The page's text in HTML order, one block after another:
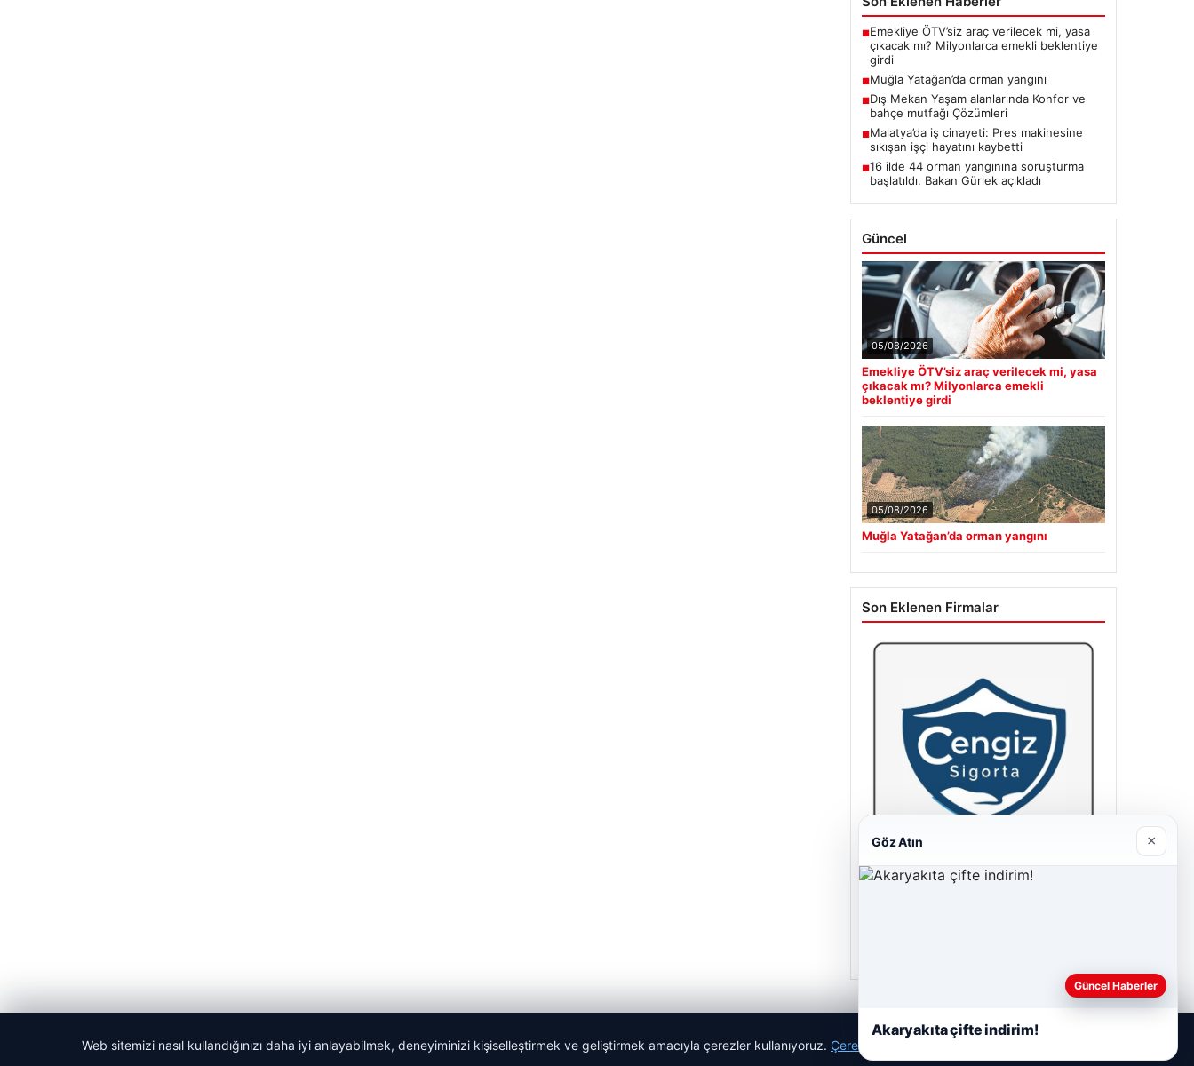
■Emekliye ÖTV’siz araç verilecek mi, yasa
çıkacak mı? Milyonlarca emekli beklentiye
girdi
■Muğla Yatağan’da orman yangını
■Dış Mekan Yaşam alanlarında Konfor ve
bahçe mutfağı Çözümleri
■Malatya’da iş cinayeti: Pres makinesine
sıkışan işçi hayatını kaybetti
■16 ilde 44 orman yangınına soruşturma
başlatıldı. Bakan Gürlek açıkladı
Güncel
05/08/2026
Emekliye ÖTV’siz araç verilecek mi, yasa
çıkacak mı? Milyonlarca emekli
beklentiye girdi
05/08/2026
Muğla Yatağan’da orman yangını
Son Eklenen Firmalar
© 2026 Habercin – Güncel Haberler
Web sitemizi nasıl kullandığınızı daha iyi anlayabilmek, deneyiminizi kişiselleştirmek ve geliştirmek amacıyla çerezler kullanıyoruz. Çerez Politikamız
Göz Atın ×
Güncel Haberler
Akaryakıta çifte indirim!